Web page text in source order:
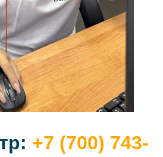
+7 (700) 743-